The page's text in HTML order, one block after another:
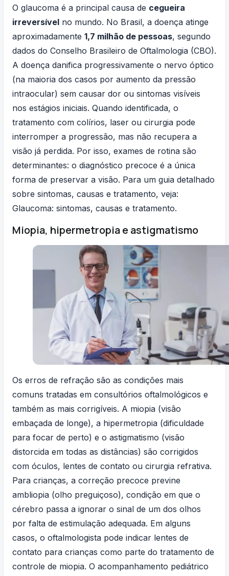
O glaucoma é a principal causa de cegueira
irreversível no mundo. No Brasil, a doença atinge
aproximadamente 1,7 milhão de pessoas, segundo
dados do Conselho Brasileiro de Oftalmologia (CBO).
A doença danifica progressivamente o nervo óptico
(na maioria dos casos por aumento da pressão
intraocular) sem causar dor ou sintomas visíveis
nos estágios iniciais. Quando identificada, o
tratamento com colírios, laser ou cirurgia pode
interromper a progressão, mas não recupera a
visão já perdida. Por isso, exames de rotina são
determinantes: o diagnóstico precoce é a única
forma de preservar a visão. Para um guia detalhado
sobre sintomas, causas e tratamento, veja:
Glaucoma: sintomas, causas e tratamento.
Miopia, hipermetropia e astigmatismo
Os erros de refração são as condições mais
comuns tratadas em consultórios oftalmológicos e
também as mais corrigíveis. A miopia (visão
embaçada de longe), a hipermetropia (dificuldade
para focar de perto) e o astigmatismo (visão
distorcida em todas as distâncias) são corrigidos
com óculos, lentes de contato ou cirurgia refrativa.
Para crianças, a correção precoce previne
ambliopia (olho preguiçoso), condição em que o
cérebro passa a ignorar o sinal de um dos olhos
por falta de estimulação adequada. Em alguns
casos, o oftalmologista pode indicar lentes de
contato para crianças como parte do tratamento de
controle de miopia. O acompanhamento pediátrico